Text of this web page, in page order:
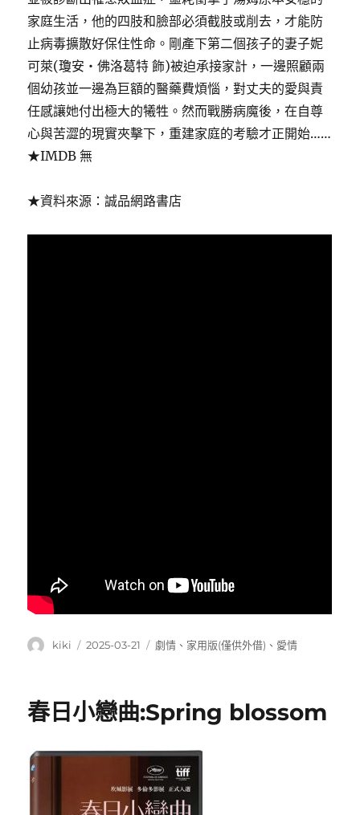
家庭生活，他的四肢和臉部必須截肢或削去，才能防
止病毒擴散好保住性命。剛產下第二個孩子的妻子妮
可萊(瓊安‧佛洛葛特 飾)被迫承接家計，一邊照顧兩
個幼孩並一邊為巨額的醫藥費煩惱，對丈夫的愛與責
任感讓她付出極大的犧牲。然而戰勝病魔後，在自尊
心與苦澀的現實夾擊下，重建家庭的考驗才正開始……
★IMDB 無
★資料來源：誠品網路書店
作
kiki
發
2025-03-21
分
劇情 、 家用版(僅供外借) 、 愛情
春日小戀曲:Spring blossom